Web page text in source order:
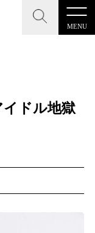
MENU
#ロック #男性シンガー
ィア
イドル地獄